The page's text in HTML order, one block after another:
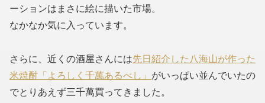
ーションはまさに絵に描いた市場。
なかなか気に入っています。
さらに、近くの酒屋さんには先日紹介した八海山が作った
米焼酎「よろしく千萬あるべし」 がいっぱい並んでいたの
でとりあえず三千萬買ってきました。